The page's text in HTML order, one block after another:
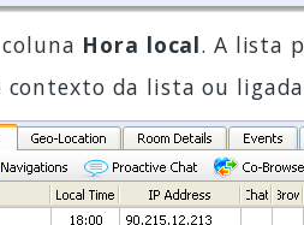
Hora local. A lista
da lista ou